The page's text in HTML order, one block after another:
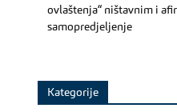
ovlaštenja“ ništavnim i
samopredjeljenje
Kategorije